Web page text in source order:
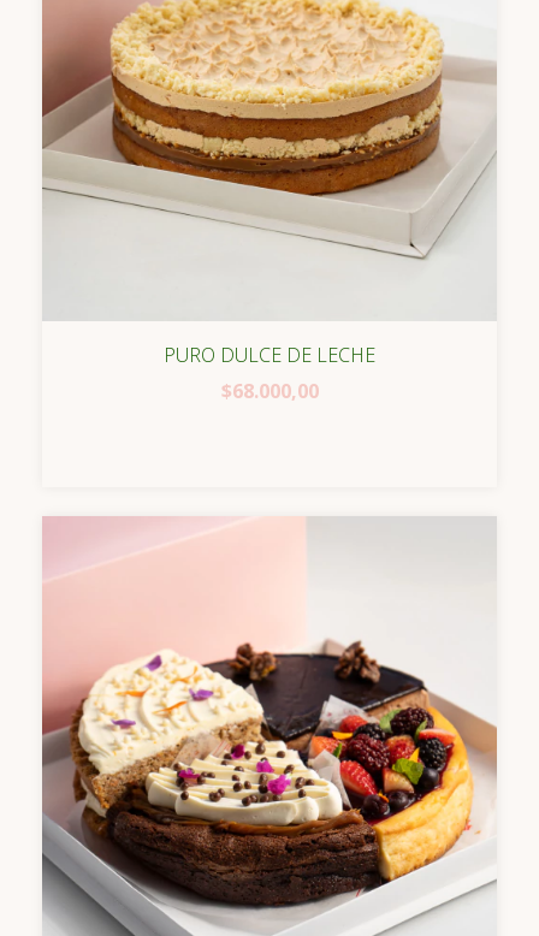
PURO DULCE DE LECHE
$68.000,00